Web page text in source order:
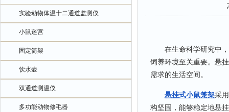
实验动物体温十二通道监测仪
小鼠迷宫
固定筒架
饮水壶
双通道测温仪
多功能动物修毛器
在生命科学研究中，
饲养环境至关重要。悬
需求的生活空间。
悬挂式小鼠笼架采
构坚固，能够稳定地悬